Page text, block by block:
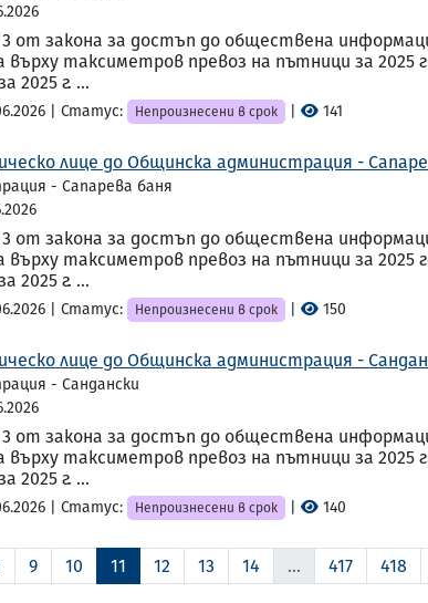
3 от закона за достъп до обществена
върху таксиметров превоз на пътници за
2025 г. ...
| Статус: Непроизнесени в срок 141
лице до Общинска администрация -
- Сапарева баня
3 от закона за достъп до обществена
върху таксиметров превоз на пътници за
2025 г. ...
| Статус: Непроизнесени в срок 150
лице до Общинска администрация -
- Сандански
3 от закона за достъп до обществена
върху таксиметров превоз на пътници за
2025 г. ...
| Статус: Непроизнесени в срок 140
9 10 11 12 13 14 ... 417 418